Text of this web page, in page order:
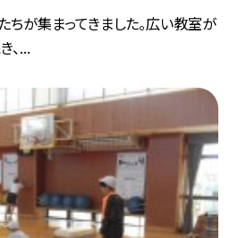
が集まってきました。広い教室が
、...